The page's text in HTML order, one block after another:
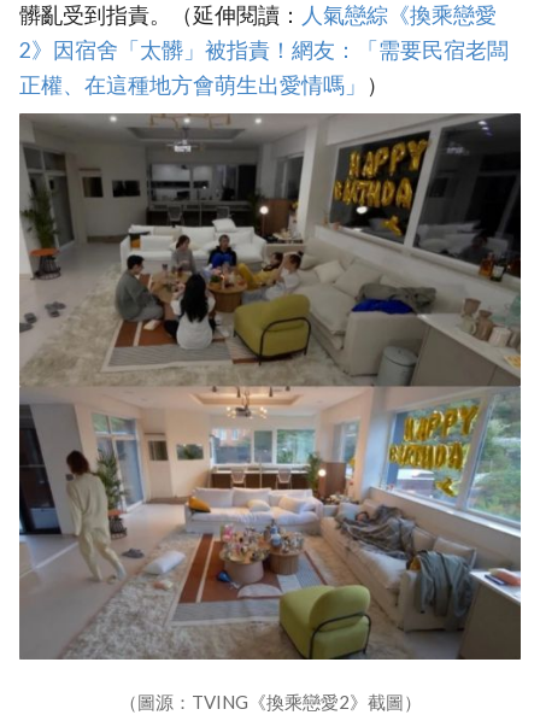
髒亂受到指責。（延伸閱讀： 人氣戀綜《換乘戀愛
2》因宿舍「太髒」被指責！網友：「需要民宿老闆
正權、在這種地方會萌生出愛情嗎」
）
（圖源：TVING《換乘戀愛2》截圖）